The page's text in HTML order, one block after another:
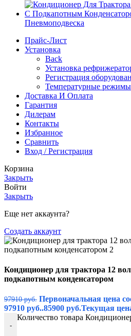
Пневмоподвеска
Прайс-Лист
Установка
Back
Установка
Регистрация
Температурные режимы
Доставка И Оплата
Гарантия
Дилерам
Контакты
Избранное
Сравнить
Вход / Регистрация
Корзина
Закрыть
Войти
Закрыть
Еще нет аккаунта?
Создать аккаунт
Кондиционер для трактора 12
подкапотным конденсатором
97910руб. Первоначальная цена
97910 руб..85900 руб.Текущая
-
Количество товара